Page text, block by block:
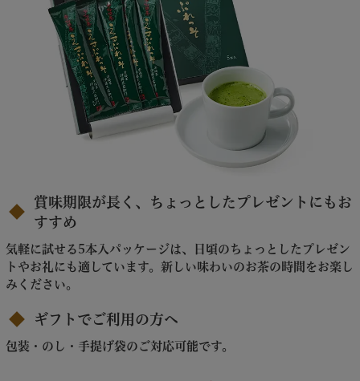
賞味期限が長く、ちょっとしたプレゼントにもお
すすめ
気軽に試せる5本入パッケージは、日頃のちょっとしたプレゼン
トやお礼にも適しています。新しい味わいのお茶の時間をお楽し
みください。
ギフトでご利用の方へ
包装・のし・手提げ袋のご対応可能です。